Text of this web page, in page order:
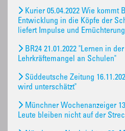
Kurier 05.04.2022 Wie kommt
Entwicklung in die Köpfe der
liefert Impulse und Ernüchterung
BR24 21.01.2022 "Lernen in
Lehrkräftemangel an Schulen"
Süddeutsche Zeitung
wird unterschätzt"
Münchner Wochenanzeiger
Leute bleiben nicht auf der